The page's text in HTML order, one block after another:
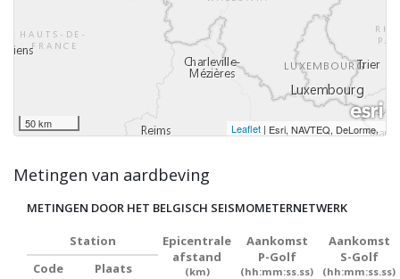
50 km Leaflet | Esri, NAVTEQ, DeLorme,
Metingen van aardbeving
METINGEN DOOR HET BELGISCH SEISMOMETERNETWERK
Station
Epicentrale
afstand
(km)
Aankomst
P-Golf
(hh:mm:ss.ss)
Aankomst
S-Golf
(hh:mm:ss.ss)
Code
Plaats